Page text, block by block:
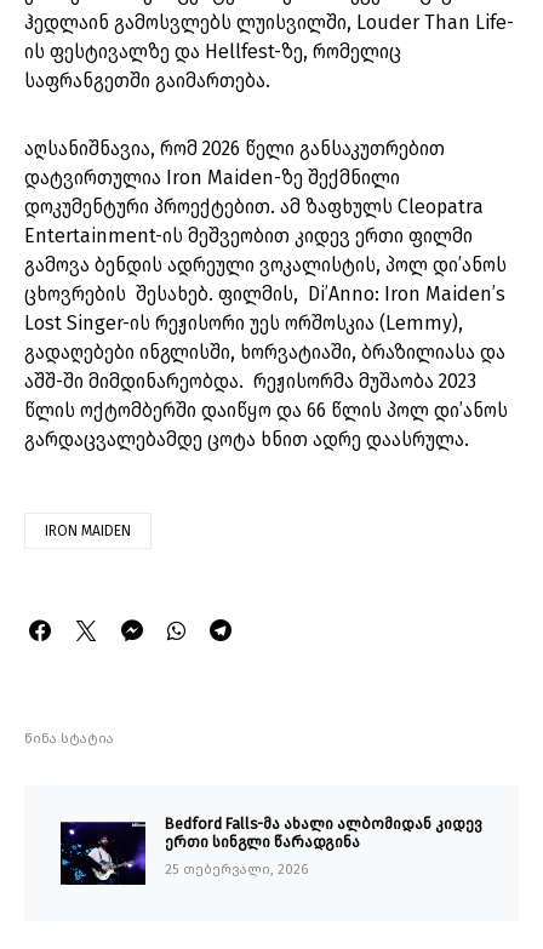
ჰედლაინ გამოსვლებს ლუისვილში, Louder Than Life-
ის ფესტივალზე და Hellfest-ზე, რომელიც
საფრანგეთში გაიმართება.
აღსანიშნავია, რომ 2026 წელი განსაკუთრებით
დატვირთულია Iron Maiden-ზე შექმნილი
დოკუმენტური პროექტებით. ამ ზაფხულს Cleopatra
Entertainment-ის მეშვეობით კიდევ ერთი ფილმი
გამოვა ბენდის ადრეული ვოკალისტის, პოლ დი’ანოს
ცხოვრების შესახებ. ფილმის, Di’Anno: Iron Maiden’s
Lost Singer-ის რეჟისორი უეს ორშოსკია (Lemmy),
გადაღებები ინგლისში, ხორვატიაში, ბრაზილიასა და
აშშ-ში მიმდინარეობდა. რეჟისორმა მუშაობა 2023
წლის ოქტომბერში დაიწყო და 66 წლის პოლ დი’ანოს
გარდაცვალებამდე ცოტა ხნით ადრე დაასრულა.
IRON MAIDEN
წინა სტატია
Bedford Falls-მა ახალი ალბომიდან კიდევ
ერთი სინგლი წარადგინა
25 თებერვალი, 2026